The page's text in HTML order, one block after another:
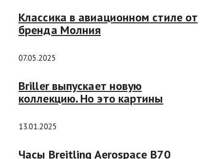
Классика в авиационном стиле от
бренда Молния
07.05.2025
Briller выпускает новую
коллекцию. Но это картины
13.01.2025
Часы Breitling Aerospace B70